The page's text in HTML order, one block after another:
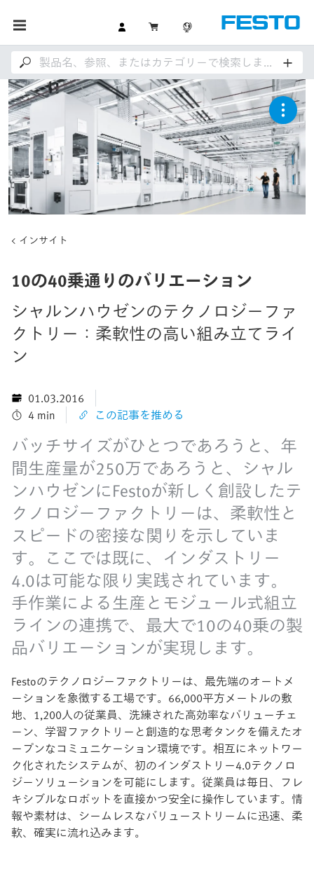
インサイト
10の40乗通りのバリエーション
シャルンハウゼンのテクノロジーファ
クトリー：柔軟性の高い組み立てライ
ン
01.03.2016
4 min
この記事を推める
バッチサイズがひとつであろうと、年
間生産量が250万であろうと、シャル
ンハウゼンにFestoが新しく創設したテ
クノロジーファクトリーは、柔軟性と
スピードの密接な関りを示していま
す。ここでは既に、インダストリー
4.0は可能な限り実践されています。
手作業による生産とモジュール式組立
ラインの連携で、最大で10の40乗の製
品バリエーションが実現します。
Festoのテクノロジーファクトリーは、最先端のオートメ
ーションを象徴する工場です。66,000平方メートルの敷
地、1,200人の従業員、洗練された高効率なバリューチェ
ーン、学習ファクトリーと創造的な思考タンクを備えたオ
ープンなコミュニケーション環境です。相互にネットワー
ク化されたシステムが、初のインダストリー4.0テクノロ
ジーソリューションを可能にします。従業員は毎日、フレ
キシブルなロボットを直接かつ安全に操作しています。情
報や素材は、シームレスなバリューストリームに迅速、柔
軟、確実に流れ込みます。